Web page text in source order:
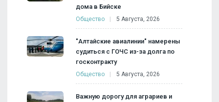
дома в Бийске
Общество 5 Августа, 2026
"Алтайские авиалинии" намерены
судиться с ГОЧС из-за долга по
госконтракту
Общество 5 Августа, 2026
Важную дорогу для аграриев и